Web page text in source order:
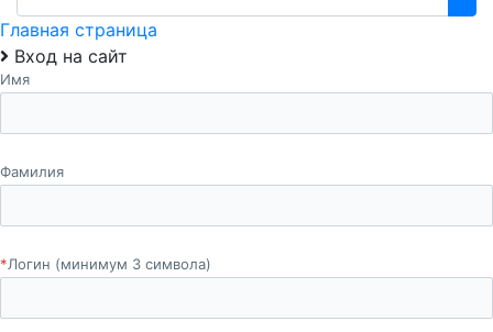
Главная страница
Вход на сайт
Имя
Фамилия
*Логин (минимум 3 символа)